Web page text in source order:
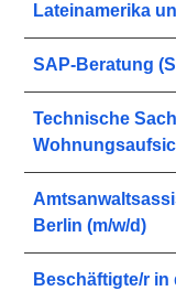
Lateinamerika
SAP-Beratung
Technische
Berlin (m/w/d)
Beschäftigte/r in